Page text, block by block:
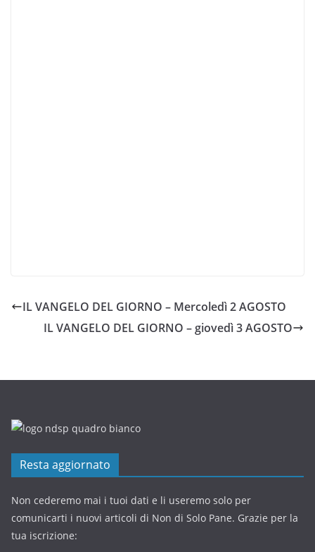
IL VANGELO DEL GIORNO – Mercoledì 2 AGOSTO
IL VANGELO DEL GIORNO – giovedì 3 AGOSTO
Resta aggiornato
Non cederemo mai i tuoi dati e li useremo solo per
comunicarti i nuovi articoli di Non di Solo Pane. Grazie per la
tua iscrizione: